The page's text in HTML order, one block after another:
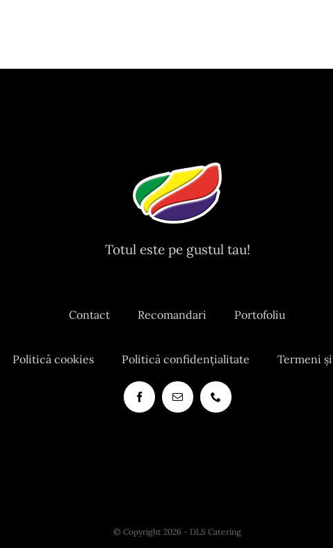
Totul este pe gustul tau!
Contact Recomandari Portofoliu
Politică cookies Politică confidențialitate Termeni
© Copyright 2026 - DLS Catering